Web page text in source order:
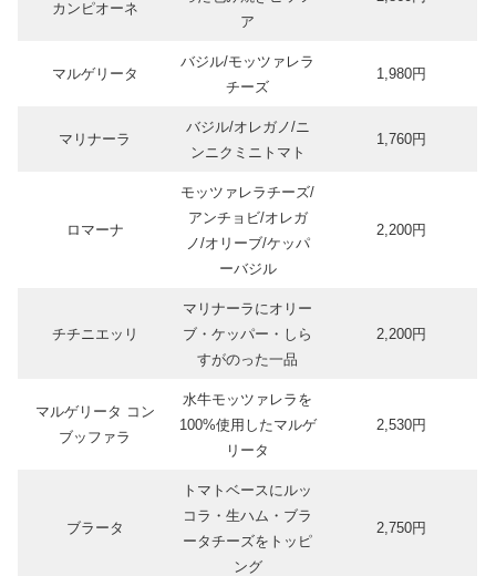
カンピオーネ
ア
マルゲリータ
バジル/モッツァレラ
チーズ
1,980円
マリナーラ
バジル/オレガノ/ニ
ンニクミニトマト
1,760円
ロマーナ
モッツァレラチーズ/
アンチョビ/オレガ
ノ/オリーブ/ケッパ
ーバジル
2,200円
チチニエッリ
マリナーラにオリー
ブ・ケッパー・しら
すがのった一品
2,200円
マルゲリータ コン
ブッファラ
水牛モッツァレラを
100%使用したマルゲ
リータ
2,530円
ブラータ
トマトベースにルッ
コラ・生ハム・ブラ
ータチーズをトッピ
ング
2,750円